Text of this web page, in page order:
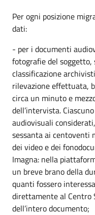
Per ogni posizione
dati:
- per i documenti
fotografie del soggetto,
classificazione
rilevazione effettuata,
circa un minuto e
dell’intervista.
audiovisuali
sessanta ai centoventi
dei video e dei
Imagna: nella
un breve brano della
quanti fossero
direttamente al Centro
dell’intero documento;